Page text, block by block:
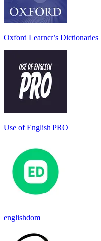
Oxford Learner’s Dictionaries
Use of English PRO
englishdom